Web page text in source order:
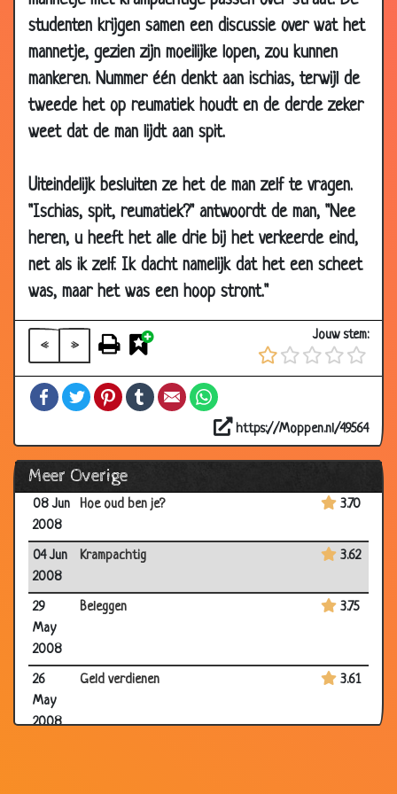
studenten krijgen samen een discussie over wat het
mannetje, gezien zijn moeilijke lopen, zou kunnen
mankeren. Nummer één denkt aan ischias, terwijl de
tweede het op reumatiek houdt en de derde zeker
weet dat de man lijdt aan spit.
Uiteindelijk besluiten ze het de man zelf te vragen.
"Ischias, spit, reumatiek?" antwoordt de man, "Nee
heren, u heeft het alle drie bij het verkeerde eind,
net als ik zelf. Ik dacht namelijk dat het een scheet
was, maar het was een hoop stront."
« »
Jouw stem:
FacebookTwitterPinterestTumblrEmail
https://Moppen.nl/49564
Meer Overige
30 Jun
2008
De belastingdienst 3.37
2008
Auto met een geurtje
24 Jun
2008
Ik weer met mijn grote mond 3.20
23 Jun
2008
Halve krop sla
14 Jun
Blauwe licht 2.65
14 Jun
Jagen toegestaan
2008
08 Jun
2008
Hoe oud ben je? 3.70
04 Jun
2008
Krampachtig 3.62
29
May
2008
Beleggen 3.75
26
May
2008
Geld verdienen 3.61